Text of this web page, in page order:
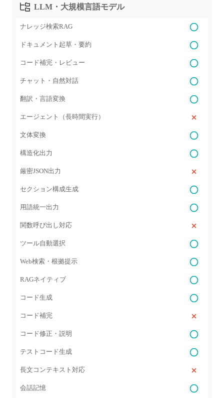
LLM・大規模言語モデル
ナレッジ検索RAG
ドキュメント起草・要約
コード補完・レビュー
チャット・自然対話
翻訳・言語変換
エージェント（長時間実行）
文体変換
構造化出力
厳密JSON出力
セクション構成生成
用語統一出力
関数呼び出し対応
ツール自動選択
Web検索・根拠提示
RAGネイティブ
コード生成
コード補完
コード修正・説明
テストコード生成
長文コンテキスト対応
会話記憶